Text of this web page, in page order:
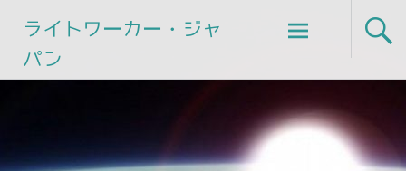
ライトワーカー・ジャ
パン
Skip
to